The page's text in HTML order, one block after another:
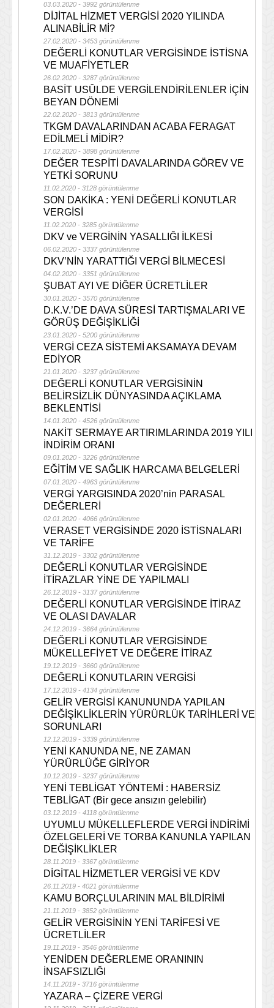
03.03.2020 - 3992 görüntülenme
DİJİTAL HİZMET VERGİSİ 2020 YILINDA
ALINABİLİR Mİ?
27.02.2020 - 3453 görüntülenme
DEĞERLİ KONUTLAR VERGİSİNDE İSTİSNA
VE MUAFİYETLER
26.02.2020 - 3287 görüntülenme
BASİT USÛLDE VERGİLENDİRİLENLER İÇİN
BEYAN DÖNEMİ
22.02.2020 - 3813 görüntülenme
TKGM DAVALARINDAN ACABA FERAGAT
EDİLMELİ MİDİR?
17.02.2020 - 3898 görüntülenme
DEĞER TESPİTİ DAVALARINDA GÖREV VE
YETKİ SORUNU
11.02.2020 - 3128 görüntülenme
SON DAKİKA : YENİ DEĞERLİ KONUTLAR
VERGİSİ
11.02.2020 - 3285 görüntülenme
DKV ve VERGİNİN YASALLIĞI İLKESİ
06.02.2020 - 3337 görüntülenme
DKV’NİN YARATTIĞI VERGİ BİLMECESİ
04.02.2020 - 3351 görüntülenme
ŞUBAT AYI VE DİĞER ÜCRETLİLER
30.01.2020 - 3570 görüntülenme
D.K.V.’DE DAVA SÜRESİ TARTIŞMALARI VE
GÖRÜŞ DEĞİŞİKLİĞİ
23.01.2020 - 5200 görüntülenme
VERGİ CEZA SİSTEMİ AKSAMAYA DEVAM
EDİYOR
21.01.2020 - 3237 görüntülenme
DEĞERLİ KONUTLAR VERGİSİNİN
BELİRSİZLİK DÜNYASINDA AÇIKLAMA
BEKLENTİSİ
14.01.2020 - 4526 görüntülenme
NAKİT SERMAYE ARTIRIMLARINDA 2019 YILI
İNDİRİM ORANI
09.01.2020 - 3226 görüntülenme
EĞİTİM VE SAĞLIK HARCAMA BELGELERİ
07.01.2020 - 4963 görüntülenme
VERGİ YARGISINDA 2020’nin PARASAL
DEĞERLERİ
02.01.2020 - 4066 görüntülenme
VERASET VERGİSİNDE 2020 İSTİSNALARI
VE TARİFE
31.12.2019 - 3302 görüntülenme
DEĞERLİ KONUTLAR VERGİSİNDE
İTİRAZLAR YİNE DE YAPILMALI
26.12.2019 - 3137 görüntülenme
DEĞERLİ KONUTLAR VERGİSİNDE İTİRAZ
VE OLASI DAVALAR
24.12.2019 - 3664 görüntülenme
DEĞERLİ KONUTLAR VERGİSİNDE
MÜKELLEFİYET VE DEĞERE İTİRAZ
19.12.2019 - 3660 görüntülenme
DEĞERLİ KONUTLARIN VERGİSİ
17.12.2019 - 4134 görüntülenme
GELİR VERGİSİ KANUNUNDA YAPILAN
DEĞİŞİKLİKLERİN YÜRÜRLÜK TARİHLERİ VE
SORUNLARI
12.12.2019 - 3339 görüntülenme
YENİ KANUNDA NE, NE ZAMAN
YÜRÜRLÜĞE GİRİYOR
10.12.2019 - 3237 görüntülenme
YENİ TEBLİGAT YÖNTEMİ : HABERSİZ
TEBLİGAT (Bir gece ansızın gelebilir)
03.12.2019 - 4118 görüntülenme
UYUMLU MÜKELLEFLERDE VERGİ İNDİRİMİ
ÖZELGELERİ VE TORBA KANUNLA YAPILAN
DEĞİŞİKLİKLER
28.11.2019 - 3367 görüntülenme
DİGİTAL HİZMETLER VERGİSİ VE KDV
26.11.2019 - 4021 görüntülenme
KAMU BORÇLULARININ MAL BİLDİRİMİ
21.11.2019 - 3852 görüntülenme
GELİR VERGİSİNİN YENİ TARİFESİ VE
ÜCRETLİLER
19.11.2019 - 3546 görüntülenme
YENİDEN DEĞERLEME ORANININ
İNSAFSIZLIĞI
14.11.2019 - 3716 görüntülenme
YAZARA – ÇİZERE VERGİ